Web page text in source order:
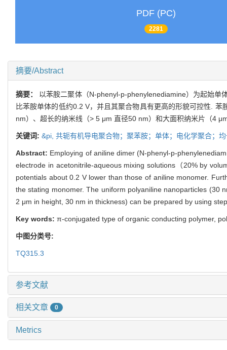
PDF (PC)
2281
摘要/Abstract
摘要： 以苯胺二聚体（N-phenyl-p-phenylenediamine）为起始单
比苯胺单体的低约0.2 V，并且其聚合物具有更高的形貌可控性. 苯
nm）、超长的纳米线（> 5 μm 直径50 nm）和大面积纳米片（4
关键词: &pi, 共轭有机导电聚合物；聚苯胺；单体；电化学聚合；
Abstract: Employing of aniline dimer (N-phenyl-p-
electrode in acetonitrile-aqueous mixing solutions（20% by
potentials about 0.2 V lower than those of aniline monomer.
the stating monomer. The uniform polyaniline nanoparticles
2 μm in height, 30 nm in thickness) can be prepared by using
Key words: π-conjugated type of organic conducting polymer,
中图分类号:
TQ315.3
参考文献
相关文章 0
Metrics